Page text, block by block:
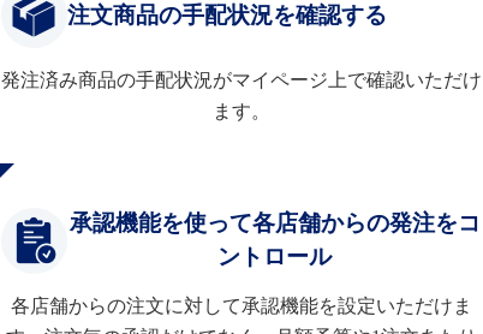
注文商品の手配状況を確認する
発注済み商品の手配状況がマイページ上で確認いただけ
ます。
承認機能を使って各店舗からの発注をコ
ントロール
各店舗からの注文に対して承認機能を設定いただけま